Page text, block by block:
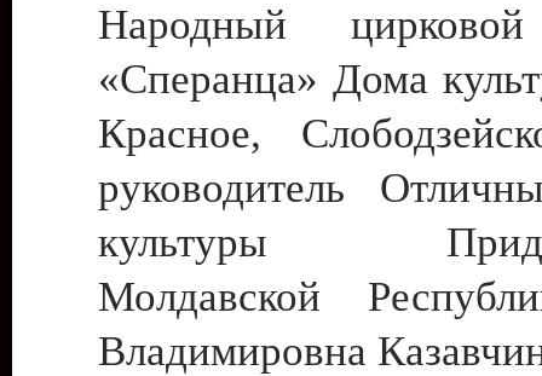
Народный цирковой
«Сперанца» Дома
Красное,
руководитель
культуры
Молдавской
Владимировна